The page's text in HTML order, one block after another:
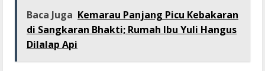
Baca Juga Kemarau Panjang Picu Kebakaran
di Sangkaran Bhakti; Rumah Ibu Yuli Hangus
Dilalap Api